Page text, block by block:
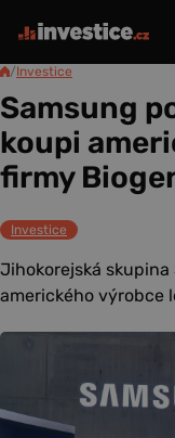
/Investice
Samsung
koupi
firmy
Investice
Jihokorejská skupina
amerického výrobce